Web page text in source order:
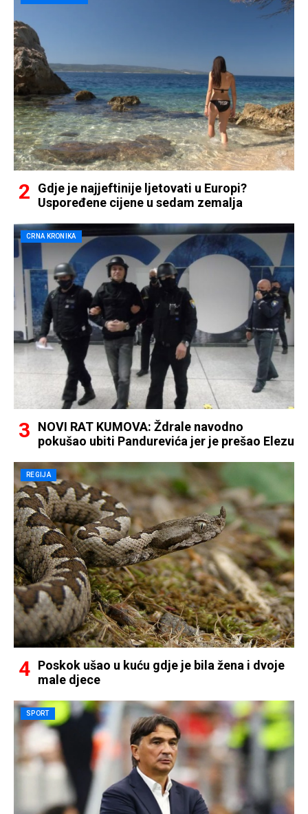
Gdje je najjeftinije ljetovati u Europi?
Uspoređene cijene u sedam zemalja
CRNA KRONIKA
NOVI RAT KUMOVA: Ždrale navodno
pokušao ubiti Pandurevića jer je prešao Elezu
REGIJA
Poskok ušao u kuću gdje je bila žena i dvoje
male djece
SPORT